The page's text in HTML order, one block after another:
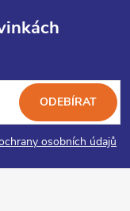
osobních údajů
ODEBÍRAT